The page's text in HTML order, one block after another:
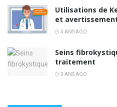
Utilisations de
et
4 ANS AGO
Seins
traitement
3 ANS AGO